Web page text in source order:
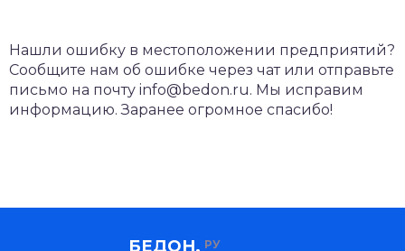
Нашли ошибку в местоположении предприятий?
Сообщите нам об ошибке через чат или отправьте
письмо на почту info@bedon.ru. Мы исправим
информацию. Заранее огромное спасибо!
БЕДОН. РУ